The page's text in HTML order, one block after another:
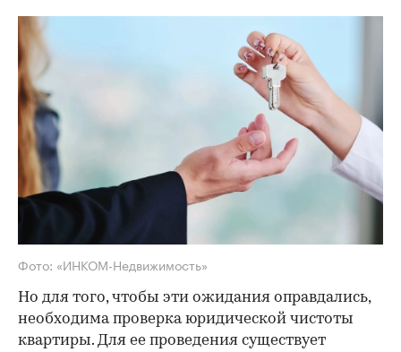
Фото: «ИНКОМ-Недвижимость»
Но для того, чтобы эти ожидания оправдались,
необходима проверка юридической чистоты
квартиры. Для ее проведения существует